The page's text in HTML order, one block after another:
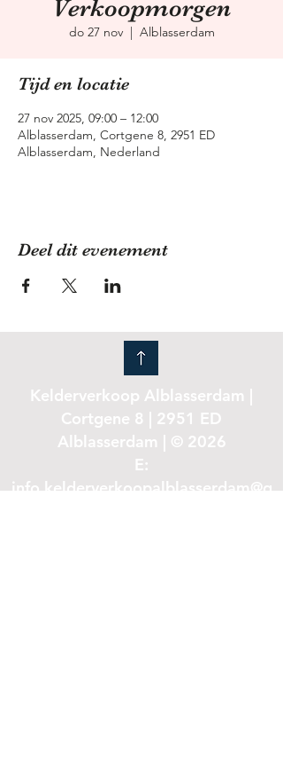
Verkoopmorgen
do 27 nov
  |
Alblasserdam
Tijd en locatie
27 nov 2025, 09:00 – 12:00
Alblasserdam, Cortgene 8, 2951 ED
Alblasserdam, Nederland
Deel dit evenement
Kelderverkoop Alblasserdam |
Cortgene 8 | 2951 ED
Alblasserdam | © 2026
E:
info.kelderverkoopalblasserdam@g